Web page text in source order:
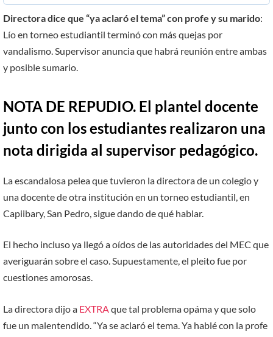
Directora dice que “ya aclaró el tema” con profe y su marido:
Lío en torneo estudiantil terminó con más quejas por
vandalismo. Supervisor anuncia que habrá reunión entre ambas
y posible sumario.
NOTA DE REPUDIO. El plantel docente
junto con los estudiantes realizaron una
nota dirigida al supervisor pedagógico.
La escandalosa pelea que tuvieron la directora de un colegio y
una docente de otra institución en un torneo estudiantil, en
Capiibary, San Pedro, sigue dando de qué hablar.
El hecho incluso ya llegó a oídos de las autoridades del MEC que
averiguarán sobre el caso. Supuestamente, el pleito fue por
cuestiones amorosas.
La directora dijo a EXTRAque tal problema opáma y que solo
fue un malentendido. “Ya se aclaró el tema. Ya hablé con la profe